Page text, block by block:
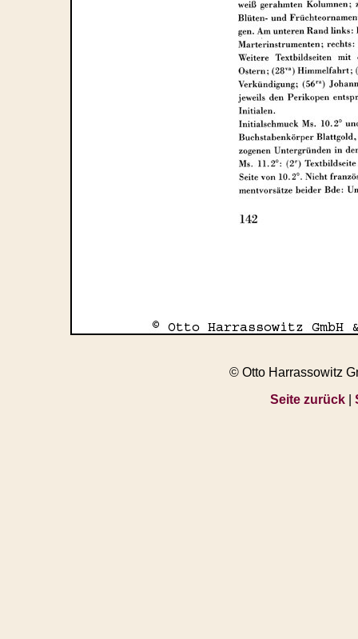
© Otto Harrassowitz
Seite zurück|